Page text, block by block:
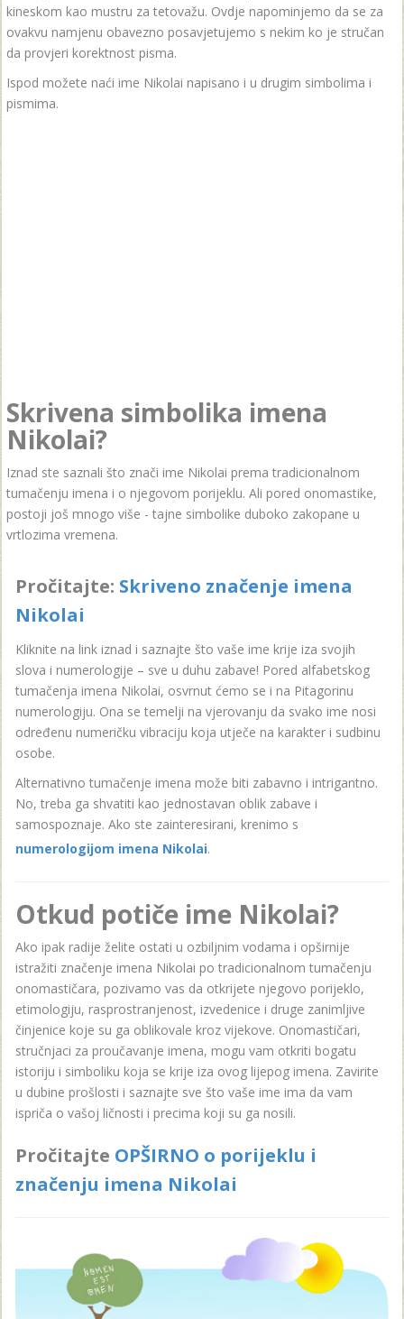
kineskom kao mustru za tetovažu. Ovdje napominjemo da se za
ovakvu namjenu obavezno posavjetujemo s nekim ko je stručan
da provjeri korektnost pisma.
Ispod možete naći ime Nikolai napisano i u drugim simbolima i
pismima.
Skrivena simbolika imena
Nikolai?
Iznad ste saznali što znači ime Nikolai prema tradicionalnom
tumačenju imena i o njegovom porijeklu. Ali pored onomastike,
postoji još mnogo više - tajne simbolike duboko zakopane u
vrtlozima vremena.
Pročitajte: Skriveno značenje imena
Nikolai
Kliknite na link iznad i saznajte što vaše ime krije iza svojih
slova i numerologije – sve u duhu zabave! Pored alfabetskog
tumačenja imena Nikolai, osvrnut ćemo se i na Pitagorinu
numerologiju. Ona se temelji na vjerovanju da svako ime nosi
određenu numeričku vibraciju koja utječe na karakter i sudbinu
osobe.
Alternativno tumačenje imena može biti zabavno i intrigantno.
No, treba ga shvatiti kao jednostavan oblik zabave i
samospoznaje. Ako ste zainteresirani, krenimo s
numerologijom imena Nikolai.
Otkud potiče ime Nikolai?
Ako ipak radije želite ostati u ozbiljnim vodama i opširnije
istražiti značenje imena Nikolai po tradicionalnom tumačenju
onomastičara, pozivamo vas da otkrijete njegovo porijeklo,
etimologiju, rasprostranjenost, izvedenice i druge zanimljive
činjenice koje su ga oblikovale kroz vijekove. Onomastičari,
stručnjaci za proučavanje imena, mogu vam otkriti bogatu
istoriju i simboliku koja se krije iza ovog lijepog imena. Zavirite
u dubine prošlosti i saznajte sve što vaše ime ima da vam
ispriča o vašoj ličnosti i precima koji su ga nosili.
Pročitajte OPŠIRNO o porijeklu i
značenju imena Nikolai